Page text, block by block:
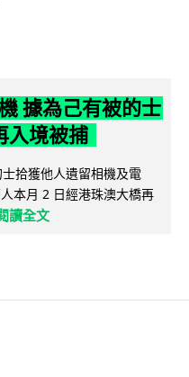
據為己有被的士
入境被捕
拾獲他人遺留相機及電
本月 2 日經港珠澳大橋再
讀全文